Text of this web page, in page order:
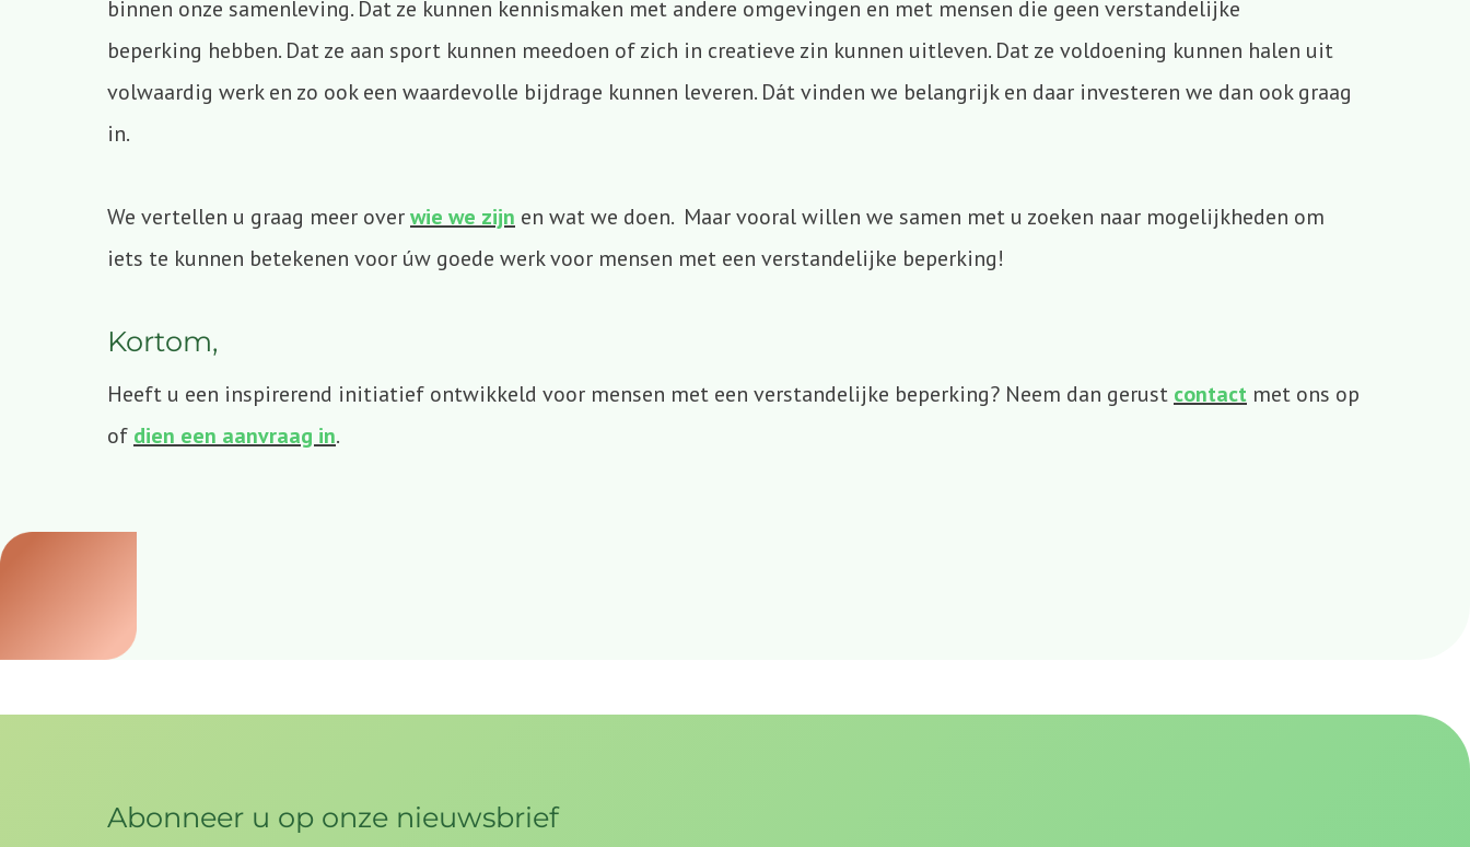
binnen onze samenleving. Dat ze kunnen kennismaken met andere omgevingen en met mensen die geen verstandelijke
beperking hebben. Dat ze aan sport kunnen meedoen of zich in creatieve zin kunnen uitleven. Dat ze voldoening kunnen halen uit
volwaardig werk en zo ook een waardevolle bijdrage kunnen leveren. Dát vinden we belangrijk en daar investeren we dan ook graag
in.
We vertellen u graag meer overwie we zijn en wat we doen. Maar vooral willen we samen met u zoeken naar mogelijkheden om
iets te kunnen betekenen voor úw goede werk voor mensen met een verstandelijke beperking!
Kortom,
Heeft u een inspirerend initiatief ontwikkeld voor mensen met een verstandelijke beperking? Neem dan gerust contact met ons op
of dien een aanvraag in.
Abonneer u op onze nieuwsbrief